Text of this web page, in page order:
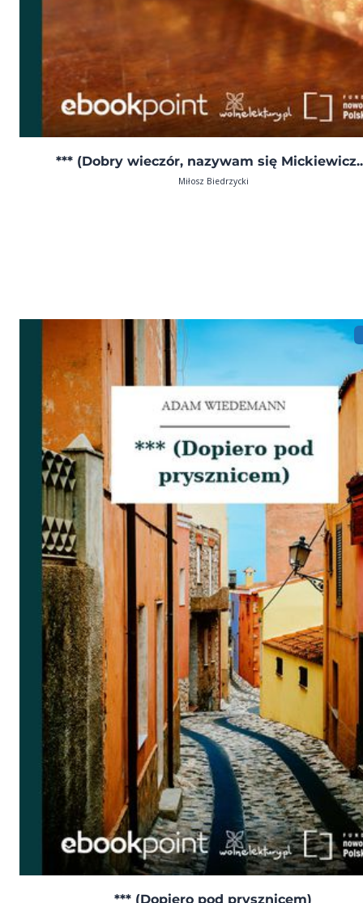
*** (Dobry wieczór, nazywam się
Miłosz Biedrzycki
*** (Dopiero pod prysznicem)